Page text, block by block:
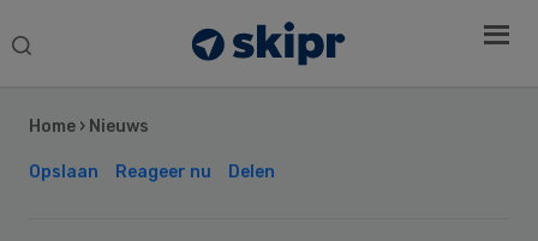
Search
Home › Nieuws
Opslaan Reageer nu Delen
Sidebar